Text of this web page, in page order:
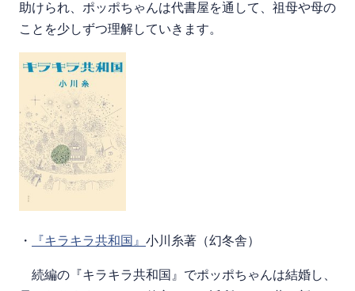
助けられ、ポッポちゃんは代書屋を通して、祖母や母の
ことを少しずつ理解していきます。
・ 『キラキラ共和国』 小川糸著（幻冬舎）
続編の『キラキラ共和国』でポッポちゃんは結婚し、